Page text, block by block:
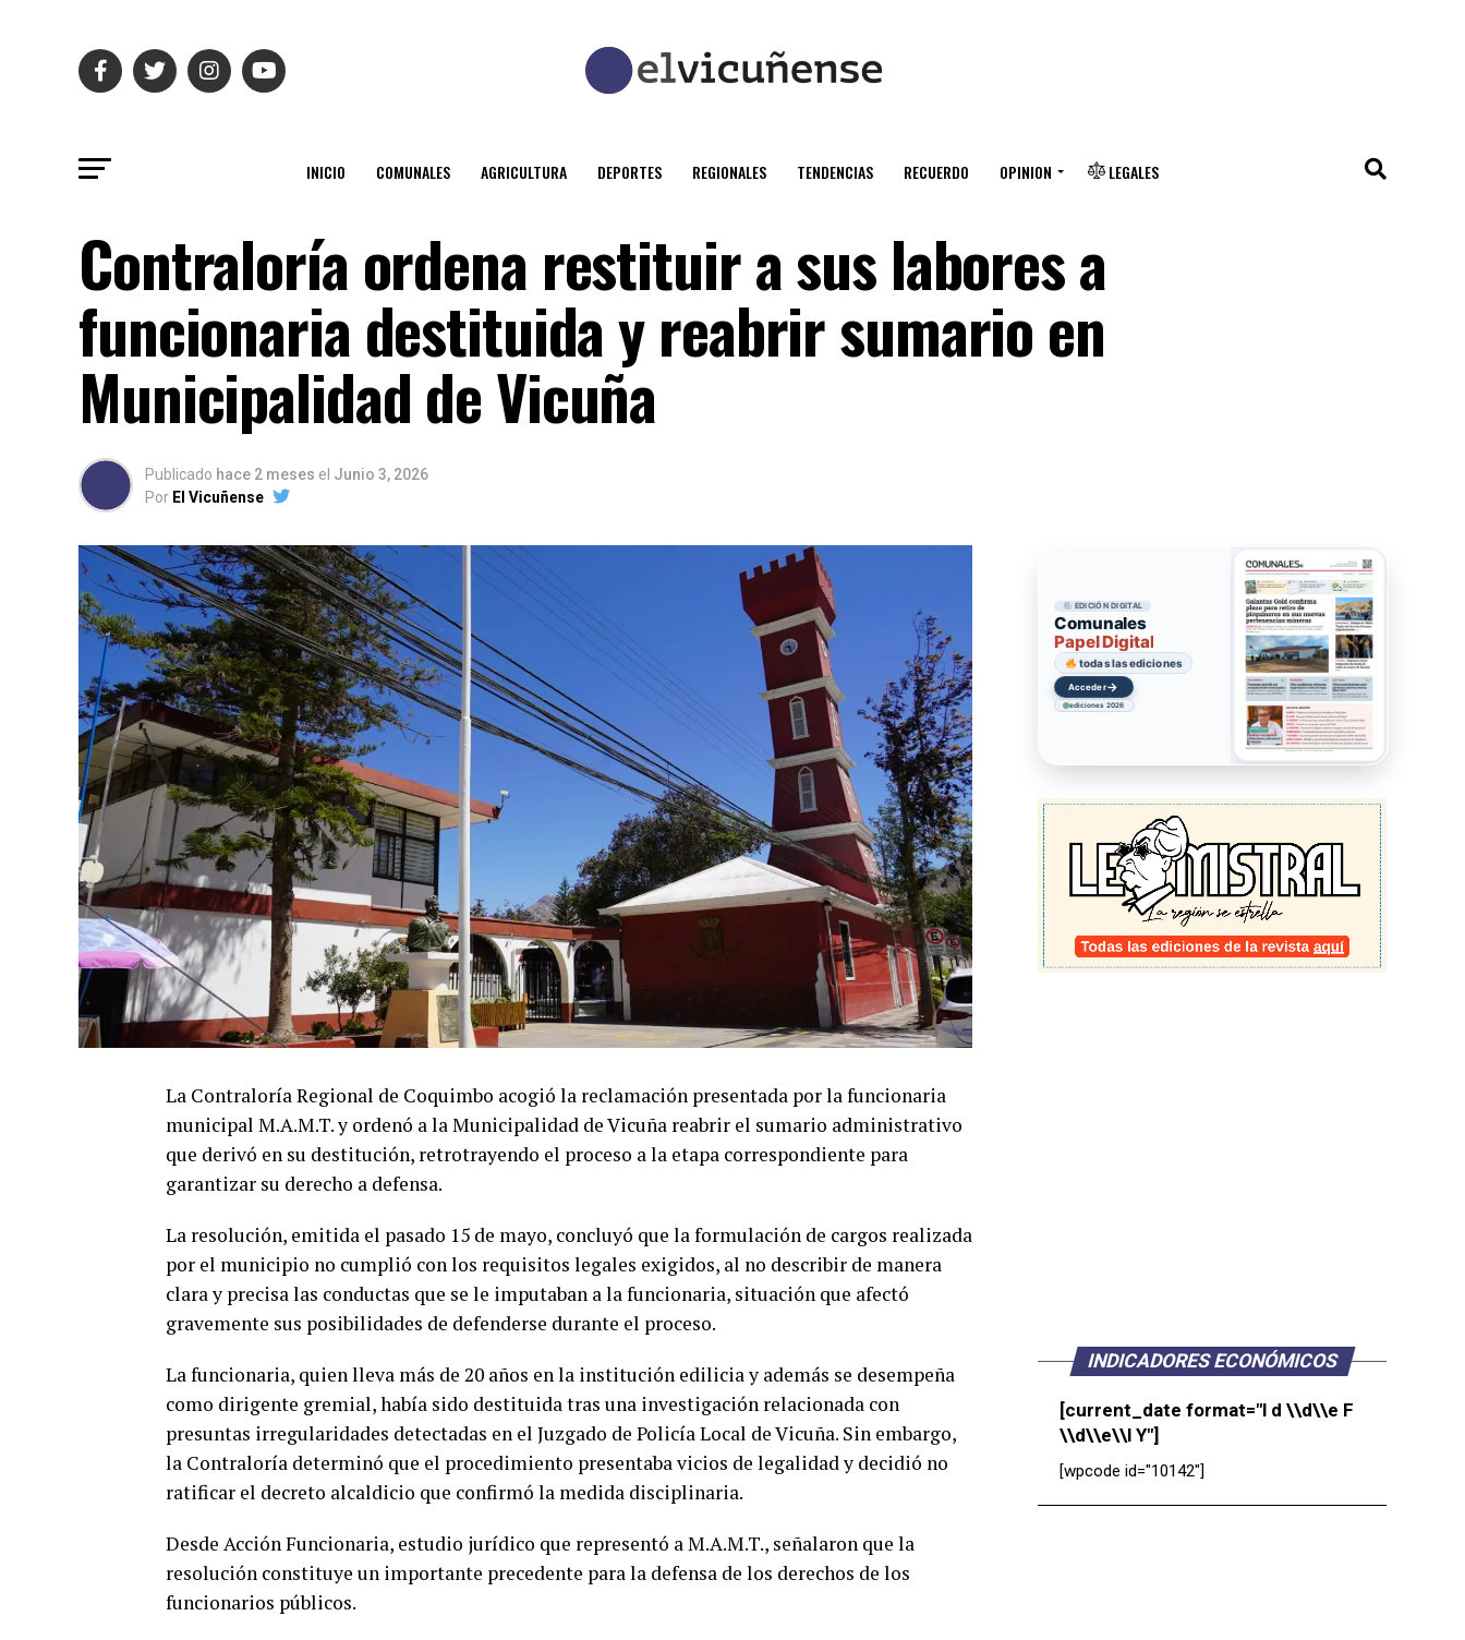
INICIO COMUNALES AGRICULTURA DEPORTES REGIONALES TENDENCIAS RECUERDO OPINION LEGALES
Contraloría ordena restituir a sus labores a
funcionaria destituida y reabrir sumario en
Municipalidad de Vicuña
Publicado hace 2 meses el Junio 3, 2026
Por El Vicuñense
La Contraloría Regional de Coquimbo acogió la reclamación presentada por la funcionaria
municipal M.A.M.T. y ordenó a la Municipalidad de Vicuña reabrir el sumario administrativo
que derivó en su destitución, retrotrayendo el proceso a la etapa correspondiente para
garantizar su derecho a defensa.
La resolución, emitida el pasado 15 de mayo, concluyó que la formulación de cargos realizada
por el municipio no cumplió con los requisitos legales exigidos, al no describir de manera
clara y precisa las conductas que se le imputaban a la funcionaria, situación que afectó
gravemente sus posibilidades de defenderse durante el proceso.
La funcionaria, quien lleva más de 20 años en la institución edilicia y además se desempeña
como dirigente gremial, había sido destituida tras una investigación relacionada con
presuntas irregularidades detectadas en el Juzgado de Policía Local de Vicuña. Sin embargo,
la Contraloría determinó que el procedimiento presentaba vicios de legalidad y decidió no
ratificar el decreto alcaldicio que confirmó la medida disciplinaria.
Desde Acción Funcionaria, estudio jurídico que representó a M.A.M.T., señalaron que la
resolución constituye un importante precedente para la defensa de los derechos de los
funcionarios públicos.
EDICIÓN DIGITAL
Comunales
Papel Digital
todas las ediciones
Acceder→
ediciones 2026
INDICADORES ECONÓMICOS
[current_date format="l d \\d\\e F
\\d\\e\\l Y"]
[wpcode id="10142"]